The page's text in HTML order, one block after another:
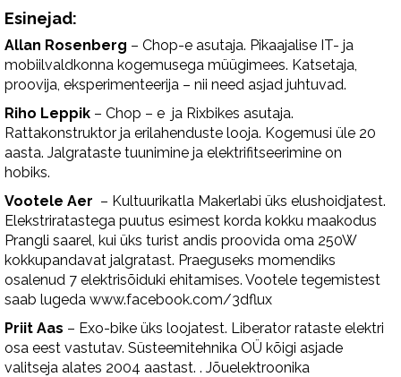
Esinejad:
Allan Rosenberg – Chop-e asutaja. Pikaajalise IT- ja
mobiilvaldkonna kogemusega müügimees. Katsetaja,
proovija, eksperimenteerija – nii need asjad juhtuvad.
Riho Leppik – Chop – e ja Rixbikes asutaja.
Rattakonstruktor ja erilahenduste looja. Kogemusi üle 20
aasta. Jalgrataste tuunimine ja elektrifitseerimine on
hobiks.
Vootele Aer – Kultuurikatla Makerlabi üks elushoidjatest.
Elekstriratastega puutus esimest korda kokku maakodus
Prangli saarel, kui üks turist andis proovida oma 250W
kokkupandavat jalgratast. Praeguseks momendiks
osalenud 7 elektrisõiduki ehitamises. Vootele tegemistest
saab lugeda www.facebook.com/3dflux
Priit Aas – Exo-bike üks loojatest. Liberator rataste elektri
osa eest vastutav. Süsteemitehnika OÜ kõigi asjade
valitseja alates 2004 aastast. . Jõuelektroonika